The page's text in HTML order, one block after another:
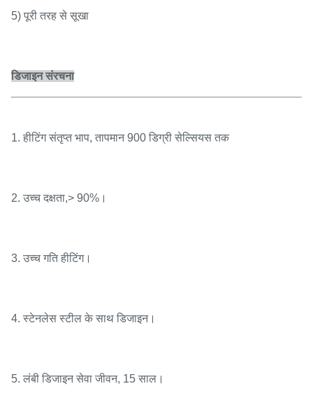
5) पूरी तरह से सूखा
डिजाइन संरचना
1. हीटिंग संतृप्त भाप, तापमान 900 डिग्री सेल्सियस तक
2. उच्च दक्षता,> 90%।
3. उच्च गति हीटिंग।
4. स्टेनलेस स्टील के साथ डिजाइन।
5. लंबी डिजाइन सेवा जीवन, 15 साल।